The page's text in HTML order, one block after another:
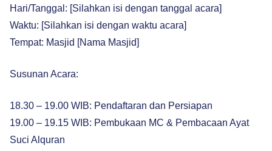
Hari/Tanggal: [Silahkan isi dengan tanggal acara]
Waktu: [Silahkan isi dengan waktu acara]
Tempat: Masjid [Nama Masjid]
Susunan Acara:
18.30 – 19.00 WIB: Pendaftaran dan Persiapan
19.00 – 19.15 WIB: Pembukaan MC & Pembacaan Ayat
Suci Alquran